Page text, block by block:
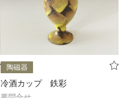
陶磁器
冷酒カップ 鉄彩